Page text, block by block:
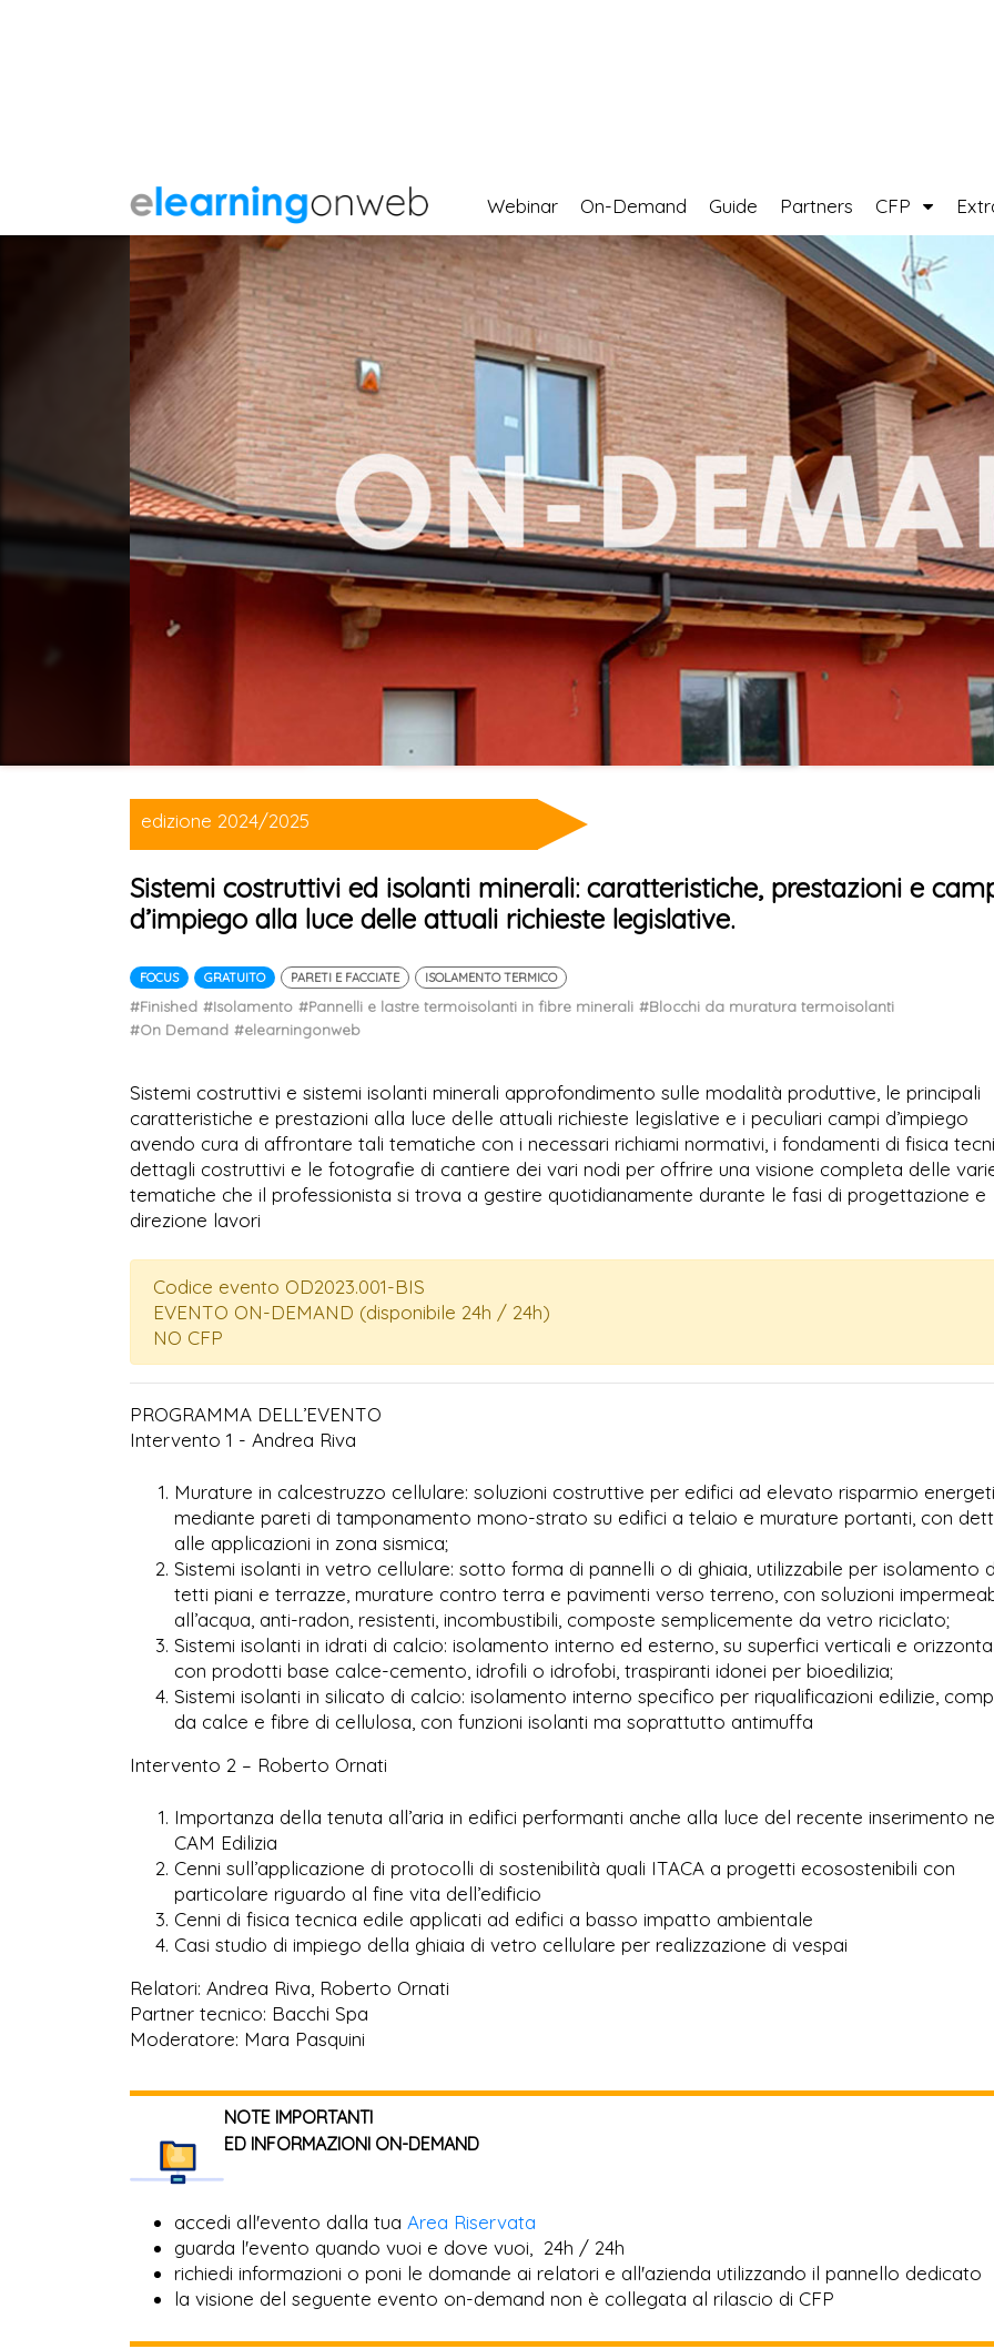
Webinar On-Demand Guide Partners CFP
edizione 2024/2025
Sistemi costruttivi ed isolanti minerali: caratteristiche, prestazioni e
d’impiego alla luce delle attuali richieste legislative.
FOCUS GRATUITO PARETI E FACCIATE ISOLAMENTO TERMICO
#Finished #Isolamento #Pannelli e lastre termoisolanti in fibre minerali #Blocchi da muratura termoisolanti
#On Demand #elearningonweb
Sistemi costruttivi e sistemi isolanti minerali approfondimento sulle modalità produttive, le principali
caratteristiche e prestazioni alla luce delle attuali richieste legislative e i peculiari campi d’impiego
avendo cura di affrontare tali tematiche con i necessari richiami normativi, i fondamenti di fisica
dettagli costruttivi e le fotografie di cantiere dei vari nodi per offrire una visione completa delle
tematiche che il professionista si trova a gestire quotidianamente durante le fasi di progettazione e
direzione lavori
Codice evento OD2023.001-BIS
EVENTO ON-DEMAND (disponibile 24h / 24h)
NO CFP
PROGRAMMA DELL’EVENTO
Intervento 1 - Andrea Riva
Murature in calcestruzzo cellulare: soluzioni costruttive per edifici ad elevato risparmio
mediante pareti di tamponamento mono-strato su edifici a telaio e murature portanti, con
alle applicazioni in zona sismica;
Sistemi isolanti in vetro cellulare: sotto forma di pannelli o di ghiaia, utilizzabile per isolamento
tetti piani e terrazze, murature contro terra e pavimenti verso terreno, con soluzioni
all’acqua, anti-radon, resistenti, incombustibili, composte semplicemente da vetro riciclato;
Sistemi isolanti in idrati di calcio: isolamento interno ed esterno, su superfici verticali e
con prodotti base calce-cemento, idrofili o idrofobi, traspiranti idonei per bioedilizia;
Sistemi isolanti in silicato di calcio: isolamento interno specifico per riqualificazioni edilizie,
da calce e fibre di cellulosa, con funzioni isolanti ma soprattutto antimuffa
Intervento 2 – Roberto Ornati
Importanza della tenuta all’aria in edifici performanti anche alla luce del recente inserimento
CAM Edilizia
Cenni sull’applicazione di protocolli di sostenibilità quali ITACA a progetti ecosostenibili con
particolare riguardo al fine vita dell’edificio
Cenni di fisica tecnica edile applicati ad edifici a basso impatto ambientale
Casi studio di impiego della ghiaia di vetro cellulare per realizzazione di vespai
Relatori: Andrea Riva, Roberto Ornati
Partner tecnico: Bacchi Spa
Moderatore: Mara Pasquini
NOTE IMPORTANTI
ED INFORMAZIONI ON-DEMAND
accedi all'evento dalla tua Area Riservata
guarda l'evento quando vuoi e dove vuoi, 24h / 24h
richiedi informazioni o poni le domande ai relatori e all'azienda utilizzando il pannello dedicato
la visione del seguente evento on-demand non è collegata al rilascio di CFP